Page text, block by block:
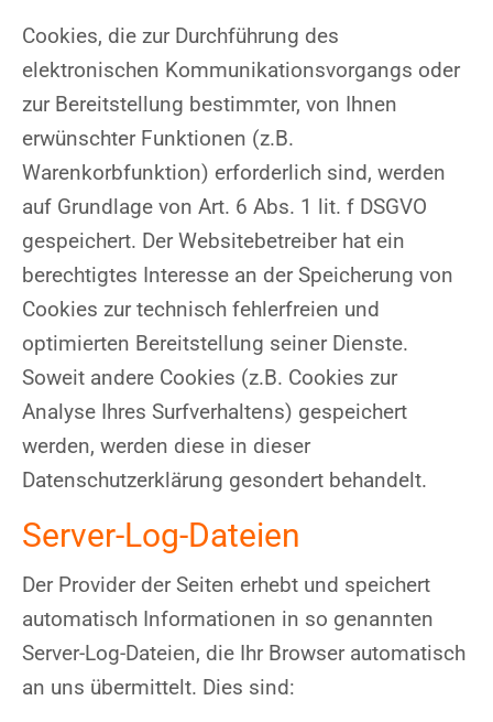
Cookies, die zur Durchführung des
elektronischen Kommunikationsvorgangs oder
zur Bereitstellung bestimmter, von Ihnen
erwünschter Funktionen (z.B.
Warenkorbfunktion) erforderlich sind, werden
auf Grundlage von Art. 6 Abs. 1 lit. f DSGVO
gespeichert. Der Websitebetreiber hat ein
berechtigtes Interesse an der Speicherung von
Cookies zur technisch fehlerfreien und
optimierten Bereitstellung seiner Dienste.
Soweit andere Cookies (z.B. Cookies zur
Analyse Ihres Surfverhaltens) gespeichert
werden, werden diese in dieser
Datenschutzerklärung gesondert behandelt.
Server-Log-Dateien
Der Provider der Seiten erhebt und speichert
automatisch Informationen in so genannten
Server-Log-Dateien, die Ihr Browser automatisch
an uns übermittelt. Dies sind: